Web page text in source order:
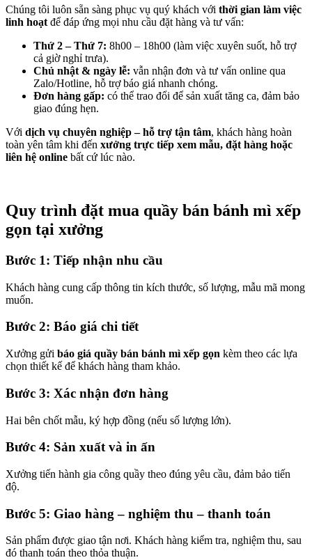
Chúng tôi luôn sẵn sàng phục vụ quý khách với thời gian làm việc
linh hoạt để đáp ứng mọi nhu cầu đặt hàng và tư vấn:
Thứ 2 – Thứ 7: 8h00 – 18h00 (làm việc xuyên suốt, hỗ trợ
cả giờ nghỉ trưa).
Chủ nhật & ngày lễ: vẫn nhận đơn và tư vấn online qua
Zalo/Hotline, hỗ trợ báo giá nhanh chóng.
Đơn hàng gấp: có thể trao đổi để sản xuất tăng ca, đảm bảo
giao đúng hẹn.
Với dịch vụ chuyên nghiệp – hỗ trợ tận tâm, khách hàng hoàn
toàn yên tâm khi đến xưởng trực tiếp xem mẫu, đặt hàng hoặc
liên hệ online bất cứ lúc nào.
Quy trình đặt mua quầy bán bánh mì xếp
gọn tại xưởng
Bước 1: Tiếp nhận nhu cầu
Khách hàng cung cấp thông tin kích thước, số lượng, mẫu mã mong
muốn.
Bước 2: Báo giá chi tiết
Xưởng gửi báo giá quầy bán bánh mì xếp gọn kèm theo các lựa
chọn thiết kế để khách hàng tham khảo.
Bước 3: Xác nhận đơn hàng
Hai bên chốt mẫu, ký hợp đồng (nếu số lượng lớn).
Bước 4: Sản xuất và in ấn
Xưởng tiến hành gia công quầy theo đúng yêu cầu, đảm bảo tiến
độ.
Bước 5: Giao hàng – nghiệm thu – thanh toán
Sản phẩm được giao tận nơi. Khách hàng kiểm tra, nghiệm thu, sau
đó thanh toán theo thỏa thuận.